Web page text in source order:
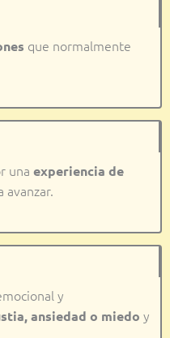
que normalmente
una experiencia de
avanzar.
y
ansiedad o miedo y